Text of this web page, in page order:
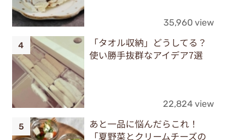
35,960 view
「タオル収納」どうしてる？
使い勝手抜群なアイデア7選
22,824 view
あと一品に悩んだらこれ！
「夏野菜とクリームチーズの